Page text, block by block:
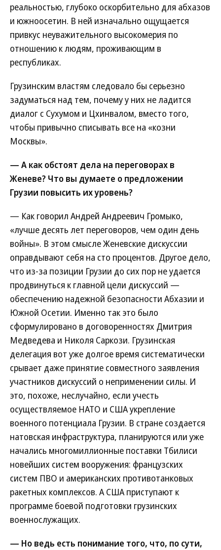
реальностью, глубоко оскорбительно для абхазов
и южноосетин. В ней изначально ощущается
привкус неуважительного высокомерия по
отношению к людям, проживающим в
республиках.
Грузинским властям следовало бы серьезно
задуматься над тем, почему у них не ладится
диалог с Сухумом и Цхинвалом, вместо того,
чтобы привычно списывать все на «козни
Москвы».
— А как обстоят дела на переговорах в
Женеве? Что вы думаете о предложении
Грузии повысить их уровень?
— Как говорил Андрей Андреевич Громыко,
«лучше десять лет переговоров, чем один день
войны». В этом смысле Женевские дискуссии
оправдывают себя на сто процентов. Другое дело,
что из-за позиции Грузии до сих пор не удается
продвинуться к главной цели дискуссий —
обеспечению надежной безопасности Абхазии и
Южной Осетии. Именно так это было
сформулировано в договоренностях Дмитрия
Медведева и Николя Саркози. Грузинская
делегация вот уже долгое время систематически
срывает даже принятие совместного заявления
участников дискуссий о неприменении силы. И
это, похоже, неслучайно, если учесть
осуществляемое НАТО и США укрепление
военного потенциала Грузии. В стране создается
натовская инфраструктура, планируются или уже
начались многомиллионные поставки Тбилиси
новейших систем вооружения: французских
систем ПВО и американских противотанковых
ракетных комплексов. А США приступают к
программе боевой подготовки грузинских
военнослужащих.
— Но ведь есть понимание того, что, по сути,